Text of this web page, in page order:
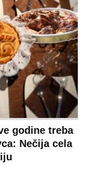
Privacy policy
Terms of service